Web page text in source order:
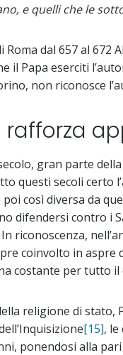
e quelli che le
Roma dal 657 al
il Papa eserciti
non riconosce
rafforza
gran parte
questi secoli certo
così diversa da
difendersi contro i
riconoscenza,
coinvolto in aspre
costante per tutto il
religione di stato,
[15], le
ponendosi alla